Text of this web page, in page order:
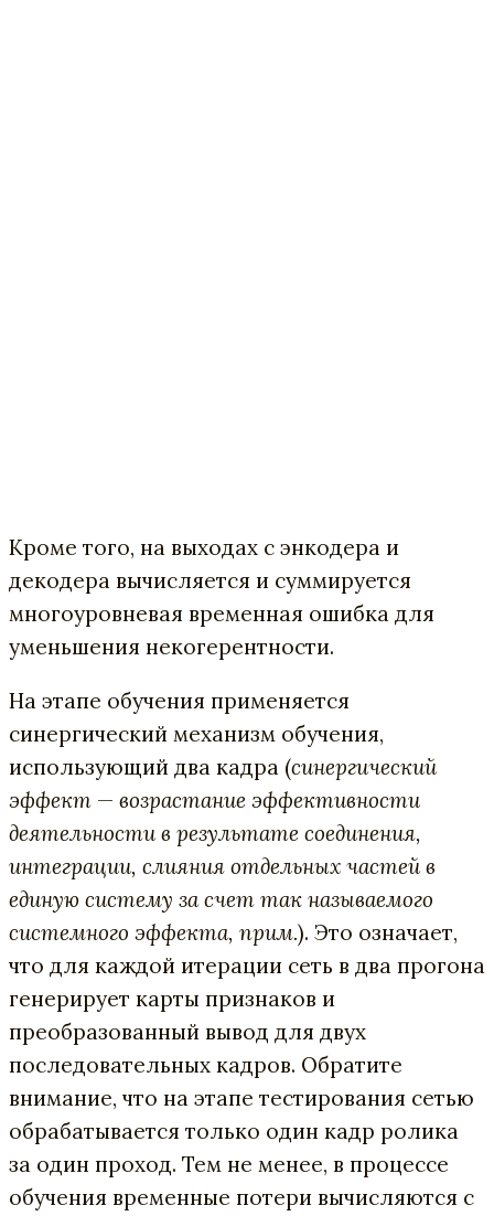
Кроме того, на выходах с энкодера и
декодера вычисляется и суммируется
многоуровневая временная ошибка для
уменьшения некогерентности.
На этапе обучения применяется
синергический механизм обучения,
использующий два кадра (синергический
эффект — возрастание эффективности
деятельности в результате соединения,
интеграции, слияния отдельных частей в
единую систему за счет так называемого
системного эффекта, прим.). Это означает,
что для каждой итерации сеть в два прогона
генерирует карты признаков и
преобразованный вывод для двух
последовательных кадров. Обратите
внимание, что на этапе тестирования сетью
обрабатывается только один кадр ролика
за один проход. Тем не менее, в процессе
обучения временные потери вычисляются с